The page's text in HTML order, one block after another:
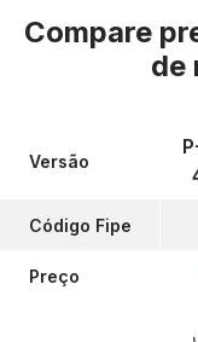
Compare
de
Versão
Código Fipe
Preço